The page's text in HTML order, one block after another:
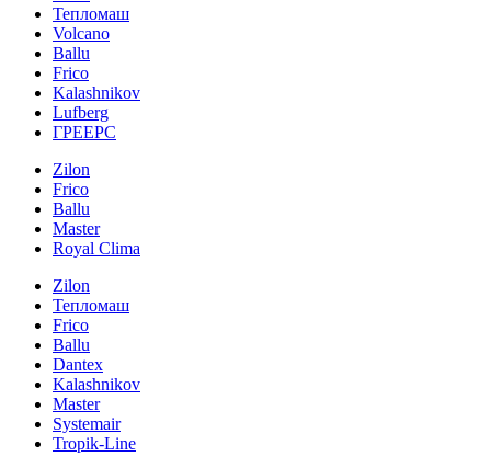
Тепломаш
Volcano
Ballu
Frico
Kalashnikov
Lufberg
ГРЕЕРС
Zilon
Frico
Ballu
Master
Royal Clima
Zilon
Тепломаш
Frico
Ballu
Dantex
Kalashnikov
Master
Systemair
Tropik-Line